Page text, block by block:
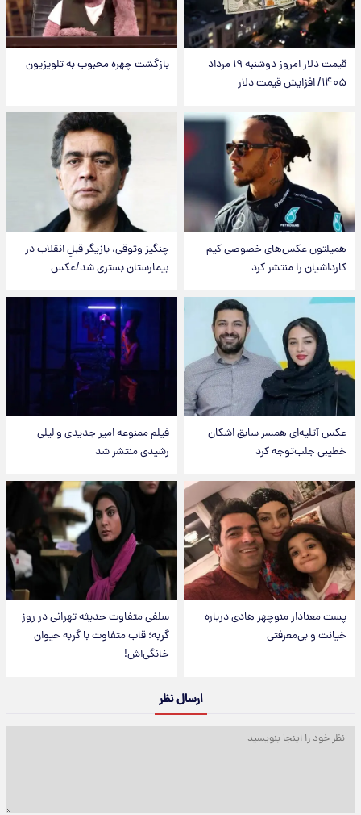
قیمت دلار امروز دوشنبه ۱۹ مرداد
۱۴۰۵/ افزایش قیمت دلار
بازگشت چهره محبوب به تلویزیون
همیلتون عکس‌های خصوصی کیم‌
کارداشیان را منتشر کرد
چنگیز وثوقی، بازیگر قبلِ انقلاب در
بیمارستان بستری شد/عکس
عکس‌ آتلیه‌ای همسر سابق اشکان
خطیبی جلب‌توجه کرد
فیلم ممنوعه امیر جدیدی و لیلی
رشیدی منتشر شد
پست معنادار منوچهر هادی درباره
خیانت و بی‌معرفتی
سلفی متفاوت حدیثه تهرانی در روز
گربه؛ قاب متفاوت با گربه حیوان
خانگی‌اش!
ارسال نظر